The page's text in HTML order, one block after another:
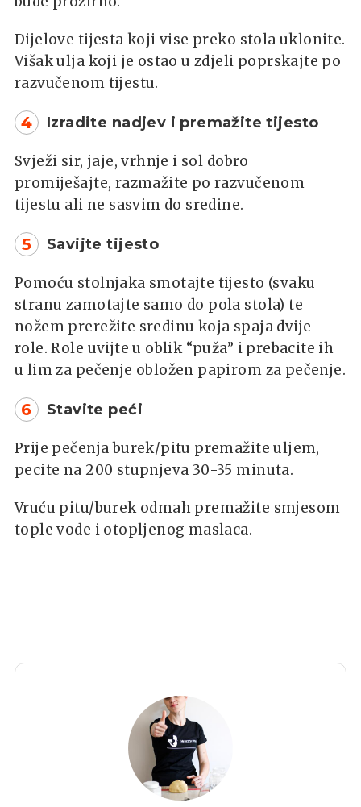
Dijelove tijesta koji vise preko stola uklonite.
Višak ulja koji je ostao u zdjeli poprskajte po
razvučenom tijestu.
4 Izradite nadjev i premažite tijesto
Svježi sir, jaje, vrhnje i sol dobro
promiješajte, razmažite po razvučenom
tijestu ali ne sasvim do sredine.
5 Savijte tijesto
Pomoću stolnjaka smotajte tijesto (svaku
stranu zamotajte samo do pola stola) te
nožem prerežite sredinu koja spaja dvije
role. Role uvijte u oblik “puža” i prebacite ih
u lim za pečenje obložen papirom za pečenje.
6 Stavite peći
Prije pečenja burek/pitu premažite uljem,
pecite na 200 stupnjeva 30-35 minuta.
Vruću pitu/burek odmah premažite smjesom
tople vode i otopljenog maslaca.